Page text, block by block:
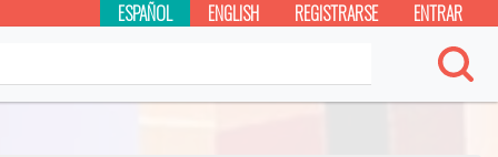
ESPAÑOL ENGLISH REGISTRARSE ENTRAR